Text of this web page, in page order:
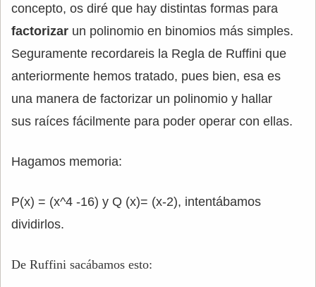
concepto, os diré que hay distintas formas para
factorizar un polinomio en binomios más simples.
Seguramente recordareis la Regla de Ruffini que
anteriormente hemos tratado, pues bien, esa es
una manera de factorizar un polinomio y hallar
sus raíces fácilmente para poder operar con ellas.
Hagamos memoria:
P(x) = (x^4 -16) y Q (x)= (x-2), intentábamos
dividirlos.
De Ruffini sacábamos esto: